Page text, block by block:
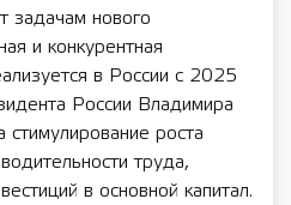
задачам нового
и конкурентная
в России с 2025
России Владимира
стимулирование роста
труда,
в основной капитал.